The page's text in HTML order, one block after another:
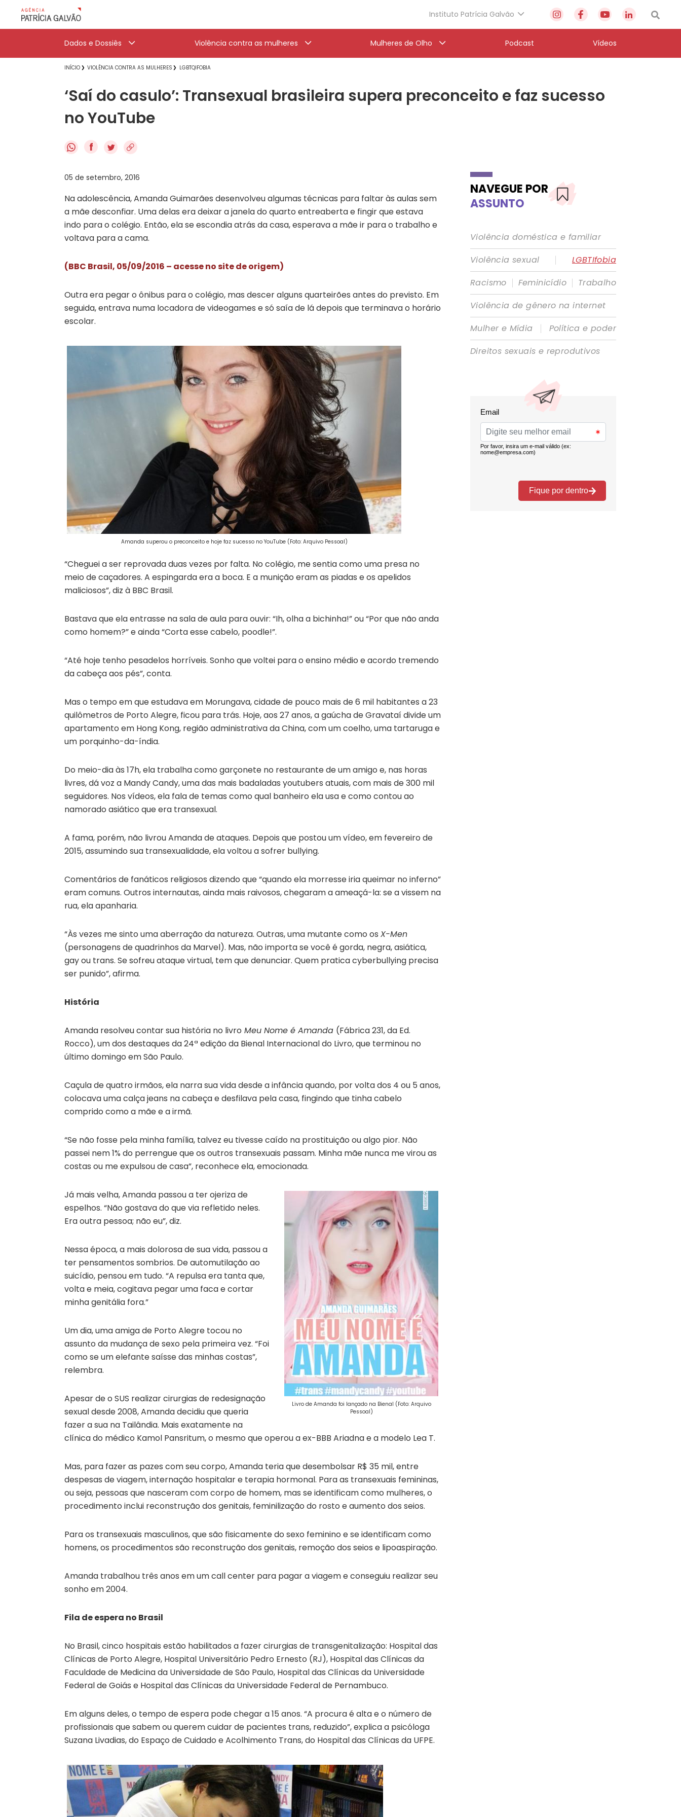
Instituto Patrícia Galvão
Dados e Dossiês Violência contra as mulheres Mulheres de Olho Podcast Vídeos
INÍCIO VIOLÊNCIA CONTRA AS MULHERES LGBTQIFOBIA
‘Saí do casulo’: Transexual brasileira supera preconceito e faz sucesso
no YouTube
f
05 de setembro, 2016
Na adolescência, Amanda Guimarães desenvolveu algumas técnicas para faltar às aulas sem
a mãe desconfiar. Uma delas era deixar a janela do quarto entreaberta e fingir que estava
indo para o colégio. Então, ela se escondia atrás da casa, esperava a mãe ir para o trabalho e
voltava para a cama.
(BBC Brasil, 05/09/2016 – acesse no site de origem)
Outra era pegar o ônibus para o colégio, mas descer alguns quarteirões antes do previsto. Em
seguida, entrava numa locadora de videogames e só saía de lá depois que terminava o horário
escolar.
Amanda superou o preconceito e hoje faz sucesso no YouTube (Foto: Arquivo Pessoal)
“Cheguei a ser reprovada duas vezes por falta. No colégio, me sentia como uma presa no
meio de caçadores. A espingarda era a boca. E a munição eram as piadas e os apelidos
maliciosos”, diz à BBC Brasil.
Bastava que ela entrasse na sala de aula para ouvir: “Ih, olha a bichinha!” ou “Por que não anda
como homem?” e ainda “Corta esse cabelo, poodle!”.
“Até hoje tenho pesadelos horríveis. Sonho que voltei para o ensino médio e acordo tremendo
da cabeça aos pés”, conta.
Mas o tempo em que estudava em Morungava, cidade de pouco mais de 6 mil habitantes a 23
quilômetros de Porto Alegre, ficou para trás. Hoje, aos 27 anos, a gaúcha de Gravataí divide um
apartamento em Hong Kong, região administrativa da China, com um coelho, uma tartaruga e
um porquinho-da-índia.
Do meio-dia às 17h, ela trabalha como garçonete no restaurante de um amigo e, nas horas
livres, dá voz a Mandy Candy, uma das mais badaladas youtubers atuais, com mais de 300 mil
seguidores. Nos vídeos, ela fala de temas como qual banheiro ela usa e como contou ao
namorado asiático que era transexual.
A fama, porém, não livrou Amanda de ataques. Depois que postou um vídeo, em fevereiro de
2015, assumindo sua transexualidade, ela voltou a sofrer bullying.
Comentários de fanáticos religiosos dizendo que “quando ela morresse iria queimar no inferno”
eram comuns. Outros internautas, ainda mais raivosos, chegaram a ameaçá-la: se a vissem na
rua, ela apanharia.
“Às vezes me sinto uma aberração da natureza. Outras, uma mutante como os X-Men
(personagens de quadrinhos da Marvel). Mas, não importa se você é gorda, negra, asiática,
gay ou trans. Se sofreu ataque virtual, tem que denunciar. Quem pratica cyberbullying precisa
ser punido”, afirma.
História
Amanda resolveu contar sua história no livro Meu Nome é Amanda (Fábrica 231, da Ed.
Rocco), um dos destaques da 24ª edição da Bienal Internacional do Livro, que terminou no
último domingo em São Paulo.
Caçula de quatro irmãos, ela narra sua vida desde a infância quando, por volta dos 4 ou 5 anos,
colocava uma calça jeans na cabeça e desfilava pela casa, fingindo que tinha cabelo
comprido como a mãe e a irmã.
“Se não fosse pela minha família, talvez eu tivesse caído na prostituição ou algo pior. Não
passei nem 1% do perrengue que os outros transexuais passam. Minha mãe nunca me virou as
costas ou me expulsou de casa”, reconhece ela, emocionada.
Livro de Amanda foi lançado na Bienal (Foto: Arquivo
Pessoal)
Já mais velha, Amanda passou a ter ojeriza de
espelhos. “Não gostava do que via refletido neles.
Era outra pessoa; não eu”, diz.
Nessa época, a mais dolorosa de sua vida, passou a
ter pensamentos sombrios. De automutilação ao
suicídio, pensou em tudo. “A repulsa era tanta que,
volta e meia, cogitava pegar uma faca e cortar
minha genitália fora.”
Um dia, uma amiga de Porto Alegre tocou no
assunto da mudança de sexo pela primeira vez. “Foi
como se um elefante saísse das minhas costas”,
relembra.
Apesar de o SUS realizar cirurgias de redesignação
sexual desde 2008, Amanda decidiu que queria
fazer a sua na Tailândia. Mais exatamente na
clínica do médico Kamol Pansritum, o mesmo que operou a ex-BBB Ariadna e a modelo Lea T.
Mas, para fazer as pazes com seu corpo, Amanda teria que desembolsar R$ 35 mil, entre
despesas de viagem, internação hospitalar e terapia hormonal. Para as transexuais femininas,
ou seja, pessoas que nasceram com corpo de homem, mas se identificam como mulheres, o
procedimento inclui reconstrução dos genitais, feminilização do rosto e aumento dos seios.
Para os transexuais masculinos, que são fisicamente do sexo feminino e se identificam como
homens, os procedimentos são reconstrução dos genitais, remoção dos seios e lipoaspiração.
Amanda trabalhou três anos em um call center para pagar a viagem e conseguiu realizar seu
sonho em 2004.
Fila de espera no Brasil
No Brasil, cinco hospitais estão habilitados a fazer cirurgias de transgenitalização: Hospital das
Clínicas de Porto Alegre, Hospital Universitário Pedro Ernesto (RJ), Hospital das Clínicas da
Faculdade de Medicina da Universidade de São Paulo, Hospital das Clínicas da Universidade
Federal de Goiás e Hospital das Clínicas da Universidade Federal de Pernambuco.
Em alguns deles, o tempo de espera pode chegar a 15 anos. “A procura é alta e o número de
profissionais que sabem ou querem cuidar de pacientes trans, reduzido”, explica a psicóloga
Suzana Livadias, do Espaço de Cuidado e Acolhimento Trans, do Hospital das Clínicas da UFPE.
NAVEGUE POR
ASSUNTO
Violência doméstica e familiar
Violência sexual
|
LGBTIfobia
Racismo | Feminicídio | Trabalho
Violência de gênero na internet
Mulher e Mídia
|
Política e poder
Direitos sexuais e reprodutivos